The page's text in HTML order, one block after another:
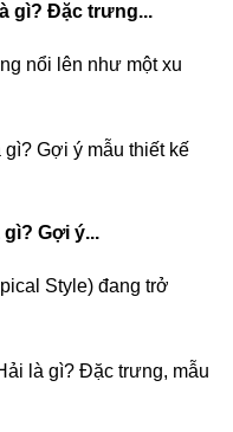
gì? Đặc trưng...
nổi lên như một xu
Gợi ý...
Style) đang trở